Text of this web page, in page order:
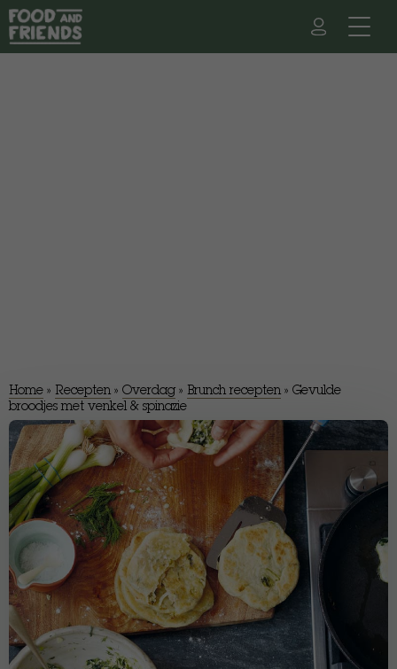
Home » Recepten » Overdag » Brunch recepten » Gevulde
broodjes met venkel & spinazie